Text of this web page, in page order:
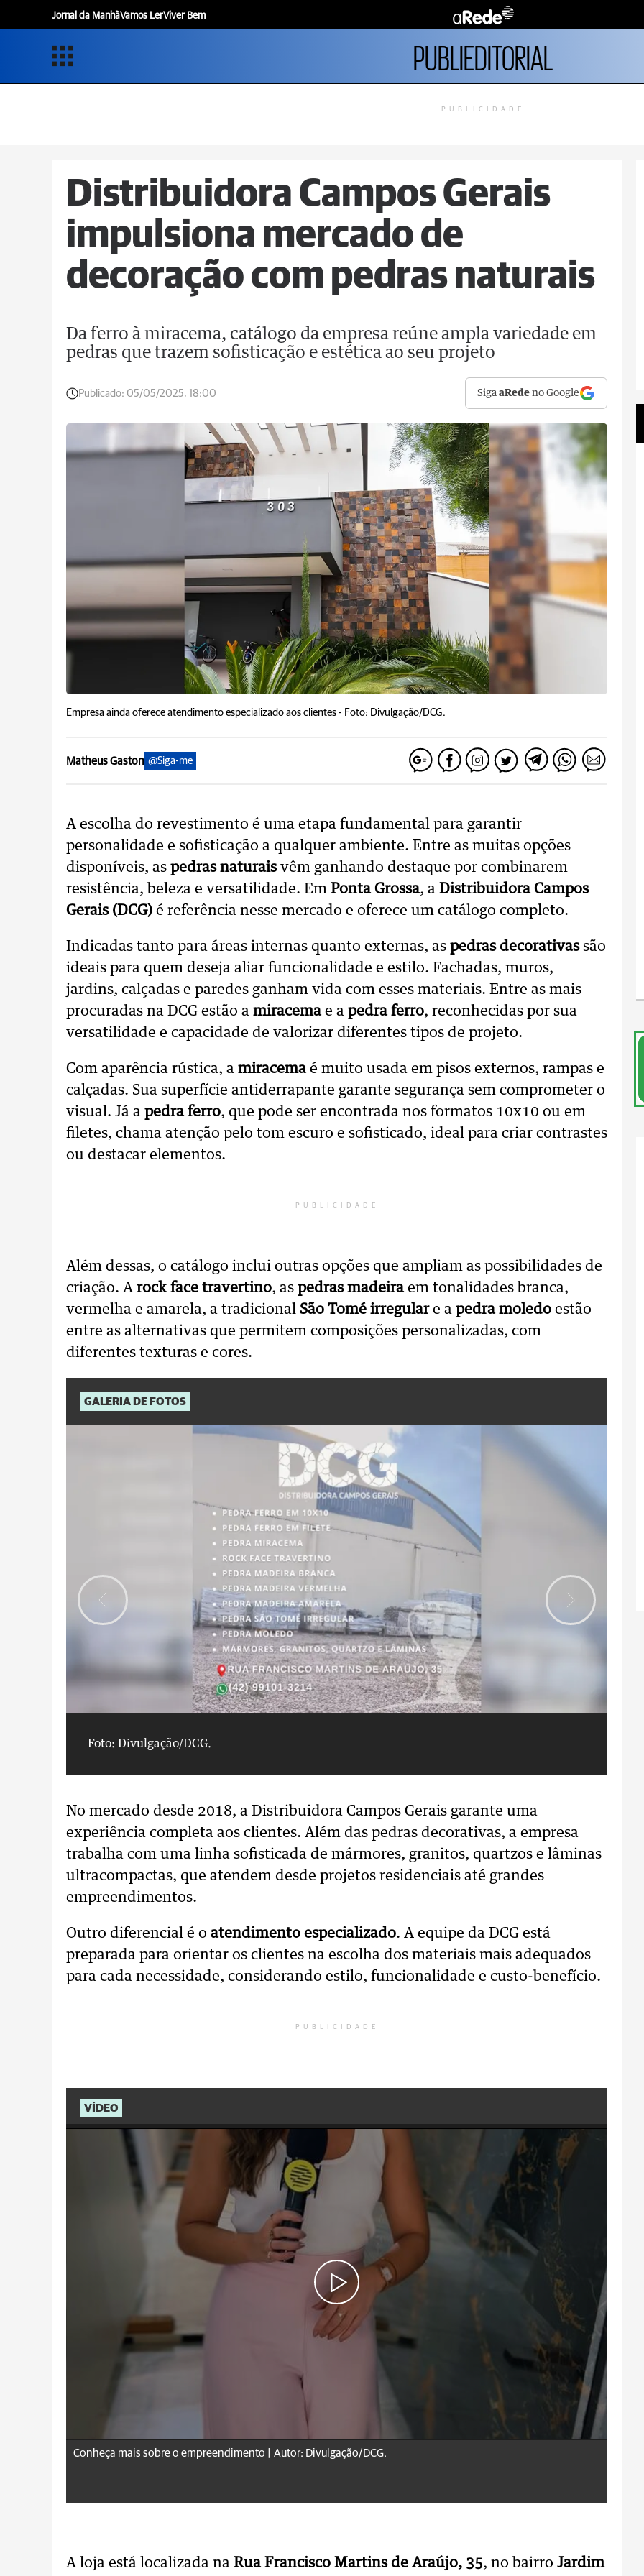
Jornal da ManhãVamos LerViver Bem
PUBLIEDITORIAL
PUBLICIDADE
Distribuidora Campos Gerais
impulsiona mercado de
decoração com pedras naturais
Da ferro à miracema, catálogo da empresa reúne ampla variedade em
pedras que trazem sofisticação e estética ao seu projeto
Publicado: 05/05/2025, 18:00 SigaaRede no Google
Empresa ainda oferece atendimento especializado aos clientes - Foto: Divulgação/DCG.
Matheus Gaston @Siga-me
A escolha do revestimento é uma etapa fundamental para garantir
personalidade e sofisticação a qualquer ambiente. Entre as muitas opções
disponíveis, as pedras naturaisvêm ganhando destaque por combinarem
resistência, beleza e versatilidade. Em Ponta Grossa, a Distribuidora Campos
Gerais (DCG) é referência nesse mercado e oferece um catálogo completo.
Indicadas tanto para áreas internas quanto externas, as pedras decorativas são
ideais para quem deseja aliar funcionalidade e estilo. Fachadas, muros,
jardins, calçadas e paredes ganham vida com esses materiais. Entre as mais
procuradas na DCG estão a miracemae a pedra ferro, reconhecidas por sua
versatilidade e capacidade de valorizar diferentes tipos de projeto.
Com aparência rústica, a miracemaé muito usada em pisos externos, rampas e
calçadas. Sua superfície antiderrapante garante segurança sem comprometer o
visual. Já a pedra ferro, que pode ser encontrada nos formatos 10x10 ou em
filetes, chama atenção pelo tom escuro e sofisticado, ideal para criar contrastes
ou destacar elementos.
PUBLICIDADE
Além dessas, o catálogo inclui outras opções que ampliam as possibilidades de
criação. A rock face travertino, as pedras madeiraem tonalidades branca,
vermelha e amarela, a tradicional São Tomé irregulare a pedra moledo estão
entre as alternativas que permitem composições personalizadas, com
diferentes texturas e cores.
GALERIA DE FOTOS
Foto: Divulgação/DCG.
No mercado desde 2018, a Distribuidora Campos Gerais garante uma
experiência completa aos clientes. Além das pedras decorativas, a empresa
trabalha com uma linha sofisticada de mármores, granitos, quartzos e lâminas
ultracompactas, que atendem desde projetos residenciais até grandes
empreendimentos.
Outro diferencial é o atendimento especializado. A equipe da DCG está
preparada para orientar os clientes na escolha dos materiais mais adequados
para cada necessidade, considerando estilo, funcionalidade e custo-benefício.
PUBLICIDADE
VÍDEO
Conheça mais sobre o empreendimento | Autor: Divulgação/DCG.
A loja está localizada na Rua Francisco Martins de Araújo, 35, no bairro Jardim